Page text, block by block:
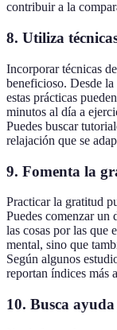
contribuir a la
8. Utiliza
Incorporar técnicas
beneficioso. Desde la
estas prácticas
minutos al día a
Puedes buscar
relajación que se
9. Fomenta la
Practicar la gratitud
Puedes comenzar un
las cosas por las que
mental, sino que
Según algunos
reportan índices más
10. Busca